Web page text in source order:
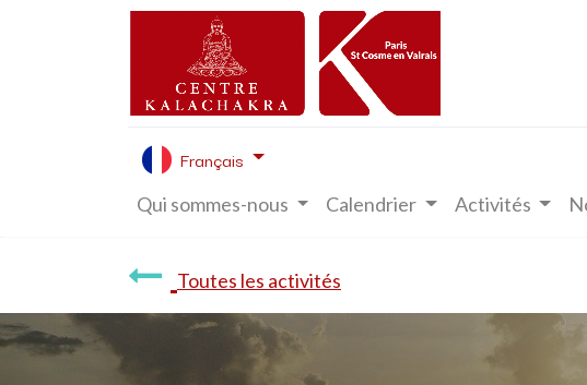
Français
Qui sommes-nous Calendrier Activités
Toutes les activités